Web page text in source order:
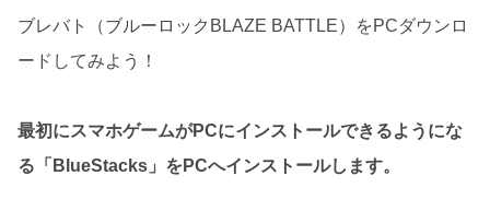
ブレバト（ブルーロックBLAZE BATTLE）をPCダウンロ
ードしてみよう！
最初にスマホゲームがPCにインストールできるようにな
る「BlueStacks」をPCへインストールします。